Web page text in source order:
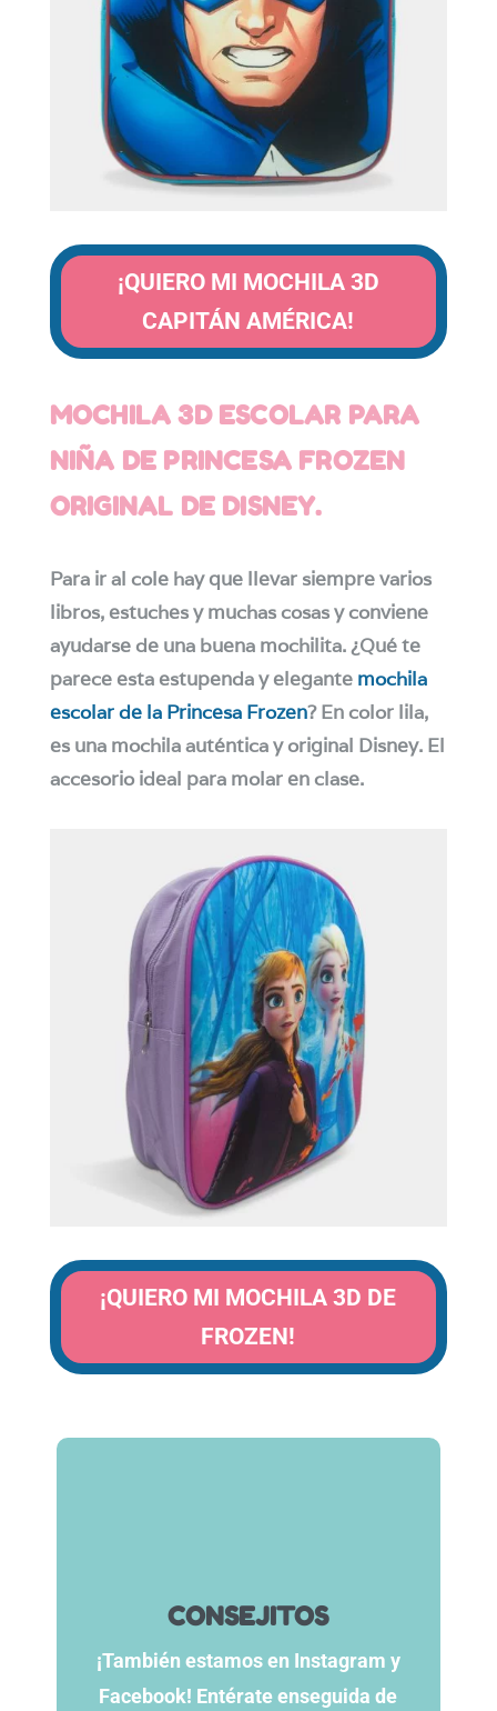
¡QUIERO MI MOCHILA 3D
CAPITÁN AMÉRICA!
MOCHILA 3D ESCOLAR PARA
NIÑA DE PRINCESA FROZEN
ORIGINAL DE DISNEY.
Para ir al cole hay que llevar siempre varios
libros, estuches y muchas cosas y conviene
ayudarse de una buena mochilita. ¿Qué te
parece esta estupenda y elegante mochila
escolar de la Princesa Frozen? En color lila,
es una mochila auténtica y original Disney. El
accesorio ideal para molar en clase.
¡QUIERO MI MOCHILA 3D DE
FROZEN!
CONSEJITOS
¡También estamos en Instagram y
Facebook! Entérate enseguida de